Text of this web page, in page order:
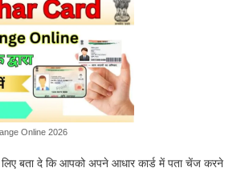
Online 2026
बता दे कि आपको अपने आधार कार्ड में पता चेंज करने